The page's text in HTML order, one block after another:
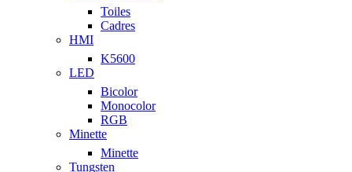
Toiles
Cadres
HMI
K5600
LED
Bicolor
Monocolor
RGB
Minette
Minette
Tungsten